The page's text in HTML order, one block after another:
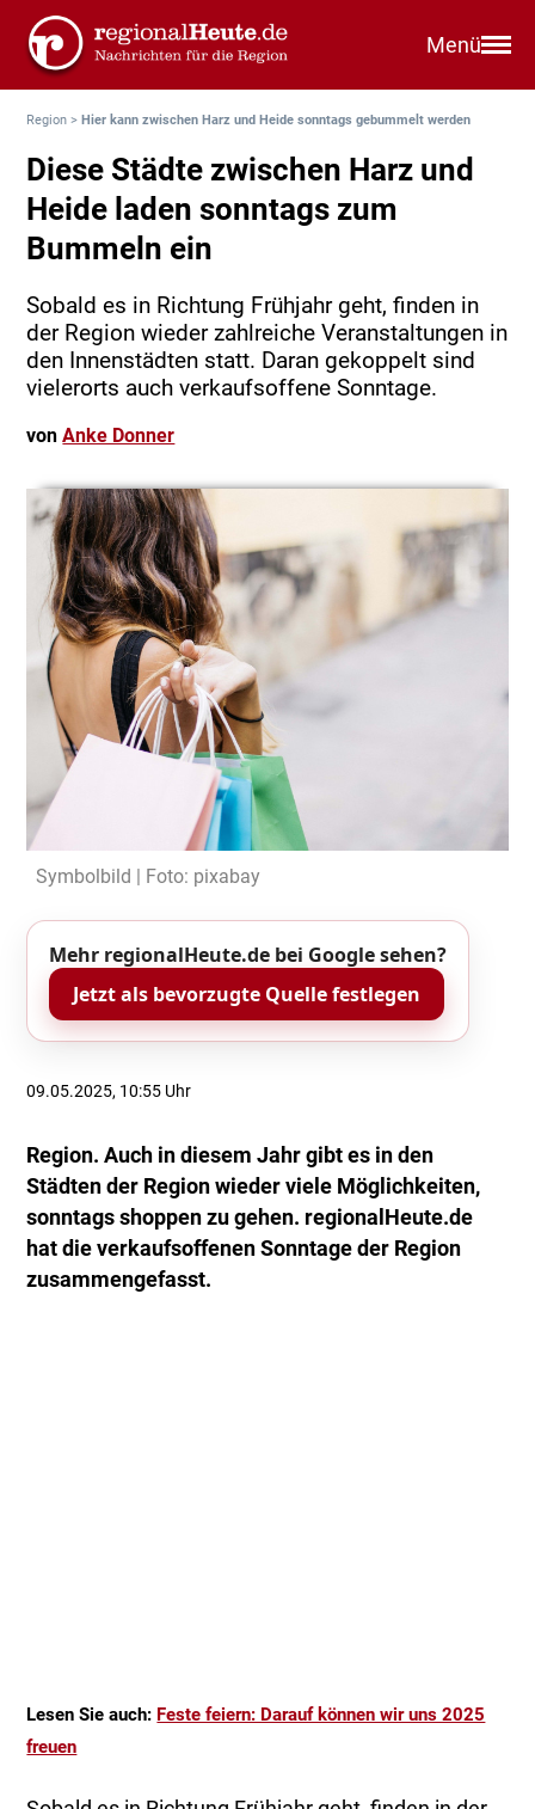
Menü
Region >Hier kann zwischen Harz und Heide sonntags gebummelt werden
Diese Städte zwischen Harz und
Heide laden sonntags zum
Bummeln ein
Sobald es in Richtung Frühjahr geht, finden in
der Region wieder zahlreiche Veranstaltungen in
den Innenstädten statt. Daran gekoppelt sind
vielerorts auch verkaufsoffene Sonntage.
vonAnke Donner
Symbolbild | Foto: pixabay
Mehr regionalHeute.de bei Google sehen?
Jetzt als bevorzugte Quelle festlegen
09.05.2025, 10:55 Uhr
Region. Auch in diesem Jahr gibt es in den
Städten der Region wieder viele Möglichkeiten,
sonntags shoppen zu gehen. regionalHeute.de
hat die verkaufsoffenen Sonntage der Region
zusammengefasst.
Lesen Sie auch: Feste feiern: Darauf können wir uns 2025
freuen